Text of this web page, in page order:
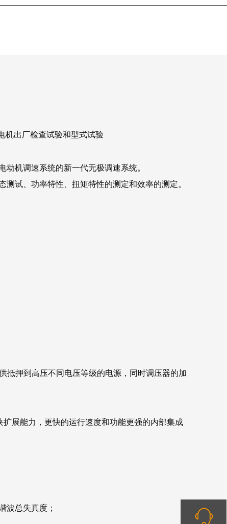
机出厂检查试验和型式试验
机调速系统的新一代无极调速系统。
试、功率特性、扭矩特性的测定和效率的测定。
抵押到高压不同电压等级的电源，同时调压器的加
展能力，更快的运行速度和功能更强的内部集成
波总失真度；